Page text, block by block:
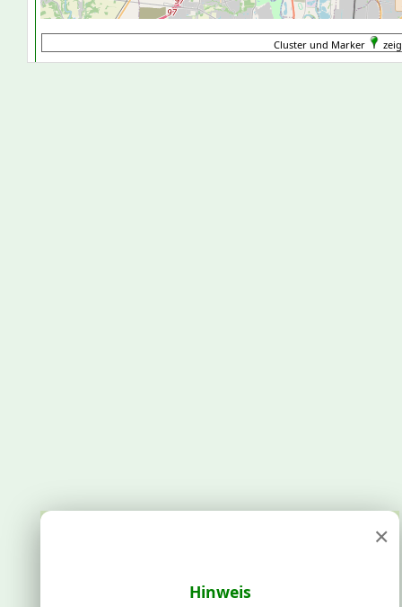
Cluster und Marker
×
Hinweis